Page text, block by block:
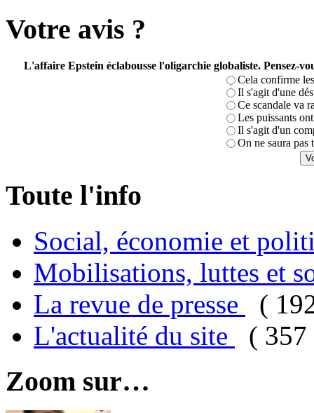
Votre avis ?
L'affaire Epstein éclabousse l'oligarchie globaliste. Pensez-
Cela confirme
Il s'agit d'une
Ce scandale va
Les puissants
Il s'agit d'un
On ne saura pas
Toute l'info
Social, économie et
Mobilisations, luttes et
La revue de presse
(
L'actualité du site
( 357
Zoom sur…